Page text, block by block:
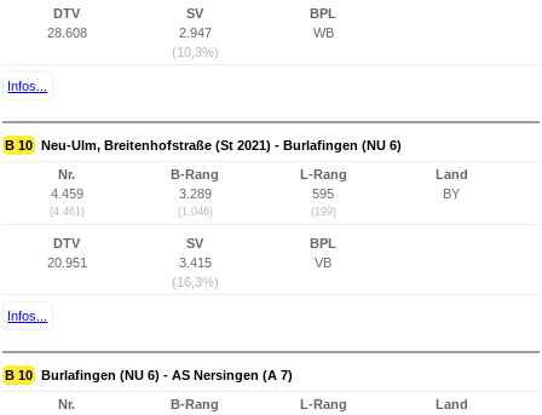
DTV
28.608
SV
2.947
(10,3%)
BPL
WB
Infos...
B 10 Neu-Ulm, Breitenhofstraße (St 2021) - Burlafingen (NU 6)
Nr.
4.459
(4.461)
B-Rang
3.289
(1.046)
L-Rang
595
(199)
Land
BY
DTV
20.951
SV
3.415
(16,3%)
BPL
VB
Infos...
B 10 Burlafingen (NU 6) - AS Nersingen (A 7)
Nr.
B-Rang
L-Rang
Land